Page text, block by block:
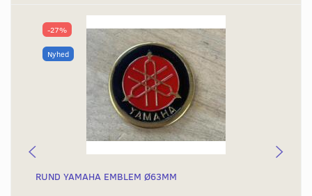
-27%
Nyhed
RUND YAMAHA EMBLEM Ø63MM